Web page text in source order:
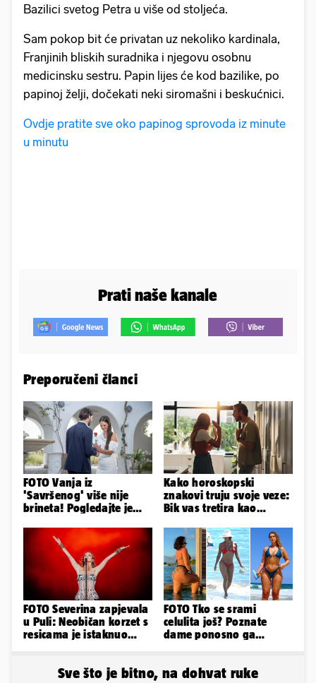
Bazilici svetog Petra u više od stoljeća.
Sam pokop bit će privatan uz nekoliko kardinala,
Franjinih bliskih suradnika i njegovu osobnu
medicinsku sestru. Papin lijes će kod bazilike, po
papinoj želji, dočekati neki siromašni i beskućnici.
Ovdje pratite sve oko papinog sprovoda iz minute
u minutu
Prati naše kanale
Preporučeni članci
FOTO Vanja iz
'Savršenog' više nije
brineta! Pogledajte je
Kako horoskopski
znakovi truju svoje veze:
Bik vas tretira kao
ugovor
FOTO Severina zapjevala
u Puli: Neobičan korzet s
resicama je istaknuo
FOTO Tko se srami
celulita još? Poznate
dame ponosno ga
Sve što je bitno, na dohvat ruke